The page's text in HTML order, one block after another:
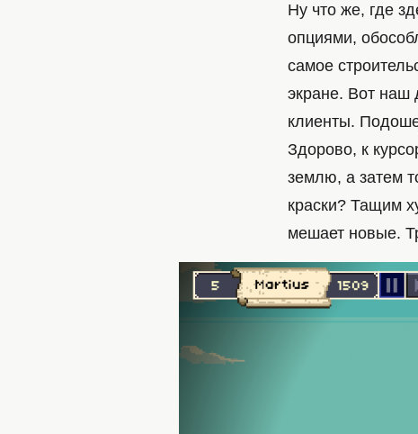
Ну что же, где
опциями,
самое
экране. Вот наш
клиенты.
Здорово, к
землю, а затем
краски? Тащим
мешает новые.